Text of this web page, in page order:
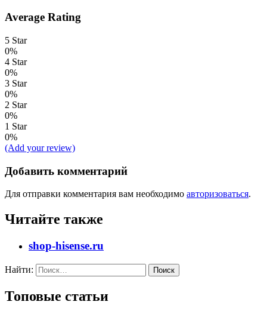
Average Rating
5 Star
0%
4 Star
0%
3 Star
0%
2 Star
0%
1 Star
0%
(Add your review)
Добавить комментарий
Для отправки комментария вам необходимо авторизоваться.
Читайте также
shop-hisense.ru
Найти:
Топовые статьи